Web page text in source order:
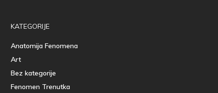
KATEGORIJE
Anatomija Fenomena
Art
Bez kategorije
Fenomen Trenutka